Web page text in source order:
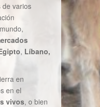
de varios
, Líbano,
en
en el
vivos, o bien